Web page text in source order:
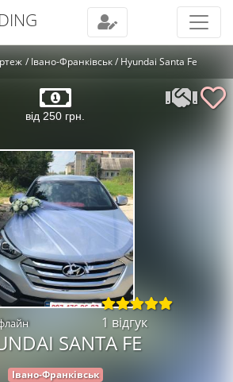
Івано-Франківськ Hyundai Santa Fe
від 250 грн.
1 відгук
SANTA FE
Івано-Франківськ